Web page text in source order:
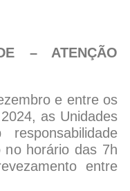
– ATENÇÃO
e entre os
as Unidades
no horário das 7h
entre